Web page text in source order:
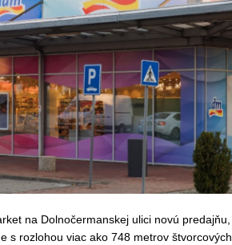
na Dolnočermanskej ulici novú predajňu,
s rozlohou viac ako 748 metrov štvorcových